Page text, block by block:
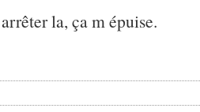
la, ça m épuise.